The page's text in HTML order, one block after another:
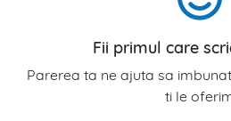
Fii primul care
Parerea ta ne ajuta sa
ti le